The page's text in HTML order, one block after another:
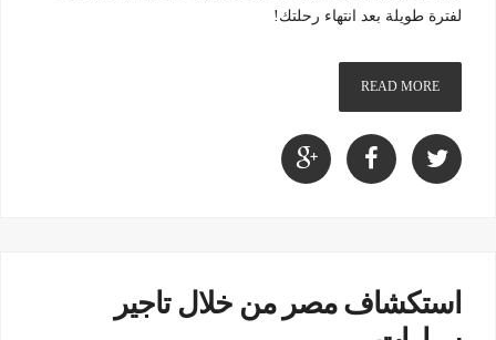
لفترة طويلة بعد انتهاء رحلتك!
READ MORE
استكشاف مصر من خلال تاجير